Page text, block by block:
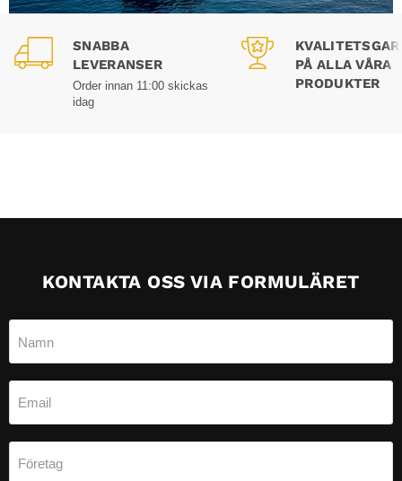
SNABBA
LEVERANSER
Order innan 11:00 skickas
idag
PÅ ALLA VÅRA
PRODUKTER
KONTAKTA OSS VIA FORMULÄRET
Namn
Email
Företag